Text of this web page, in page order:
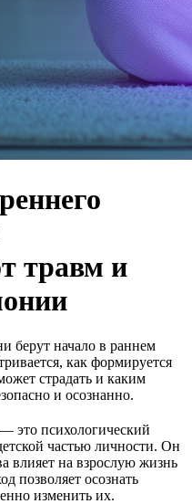
травм и
берут начало в раннем
как формируется
страдать и каким
и осознанно.
это психологический
частью личности. Он
влияет на взрослую жизнь
позволяет осознать
изменить их.